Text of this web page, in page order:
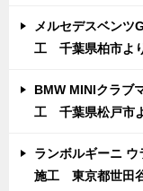
メルセデスベンツ
工 千葉県柏市よ
BMW MINIクラブ
工 千葉県松戸市
ランボルギーニ
施工 東京都世田